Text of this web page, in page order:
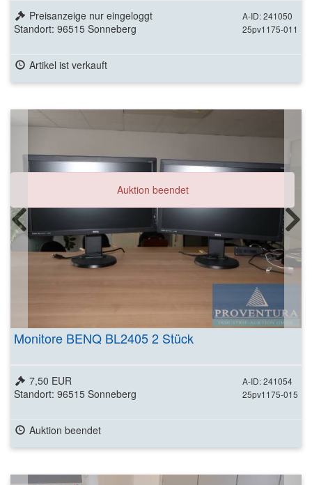
A-ID: 241050
25pv1175-011
Preisanzeige nur eingeloggt
Standort: 96515 Sonneberg
Artikel ist verkauft
Auktion beendet
Monitore BENQ BL2405 2 Stück
A-ID: 241054
25pv1175-015
7,50 EUR
Standort: 96515 Sonneberg
Auktion beendet